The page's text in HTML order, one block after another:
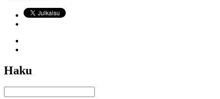
Haku